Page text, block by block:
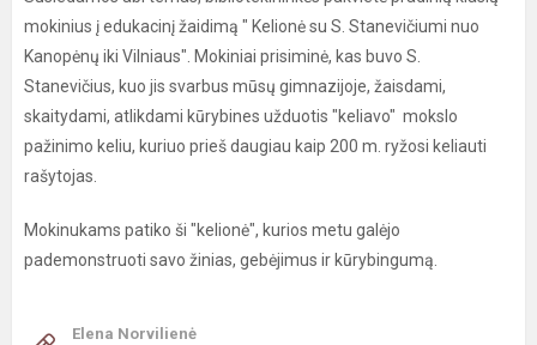
mokinius į edukacinį žaidimą " Kelionė su S. Stanevičiumi nuo
Kanopėnų iki Vilniaus". Mokiniai prisiminė, kas buvo S.
Stanevičius, kuo jis svarbus mūsų gimnazijoje, žaisdami,
skaitydami, atlikdami kūrybines užduotis "keliavo" mokslo
pažinimo keliu, kuriuo prieš daugiau kaip 200 m. ryžosi keliauti
rašytojas.
Mokinukams patiko ši "kelionė", kurios metu galėjo
pademonstruoti savo žinias, gebėjimus ir kūrybingumą.
Elena Norvilienė